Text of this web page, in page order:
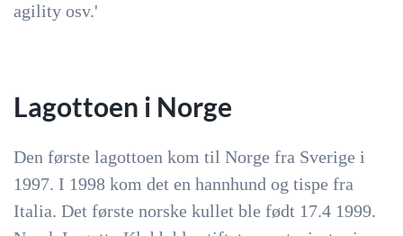
agility osv.'
Lagottoen i Norge
Den første lagottoen kom til Norge fra Sverige i
1997. I 1998 kom det en hannhund og tispe fra
Italia. Det første norske kullet ble født 17.4 1999.